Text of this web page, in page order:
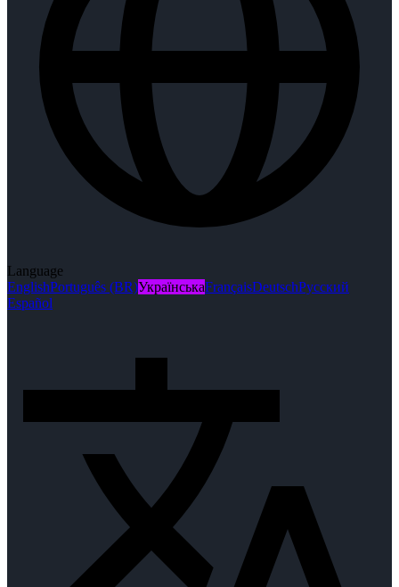
Language
EnglishPortuguês (BR)УкраїнськаFrançaisDeutschРусский
Español